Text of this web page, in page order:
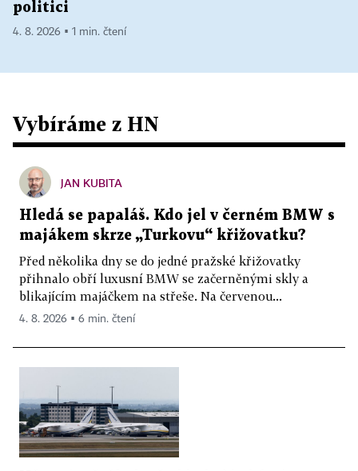
politici
4. 8. 2026 ▪ 1 min. čtení
Vybíráme z HN
JAN KUBITA
Hledá se papaláš. Kdo jel v černém BMW s
majákem skrze „Turkovu“ křižovatku?
Před několika dny se do jedné pražské křižovatky
přihnalo obří luxusní BMW se začerněnými skly a
blikajícím majáčkem na střeše. Na červenou...
4. 8. 2026 ▪ 6 min. čtení